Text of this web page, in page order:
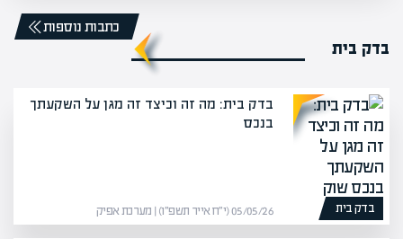
בדק בית
כתבות נוספות
בדק בית
בדק בית: מה זה וכיצד זה מגן על השקעתך
בנכס
05/05/26 (י״ח אייר תשפ״ו) | מערכת אפיק